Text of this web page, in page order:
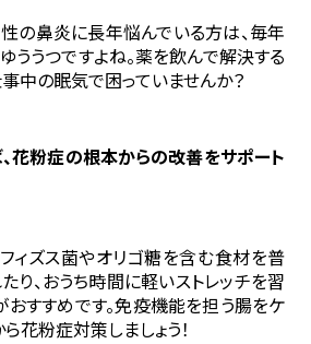
の鼻炎に長年悩んでいる方は、毎年
ううつですよね。薬を飲んで解決する
中の眠気で困っていませんか？
花粉症の根本からの改善をサポート
ィズス菌やオリゴ糖を含む食材を普
り、おうち時間に軽いストレッチを習
おすすめです。免疫機能を担う腸をケ
花粉症対策しましょう！